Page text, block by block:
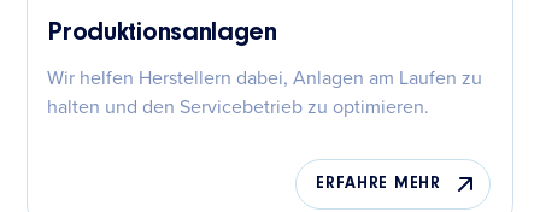
Produktionsanlagen
Wir helfen Herstellern dabei, Anlagen am Laufen zu
halten und den Servicebetrieb zu optimieren.
ERFAHRE MEHR